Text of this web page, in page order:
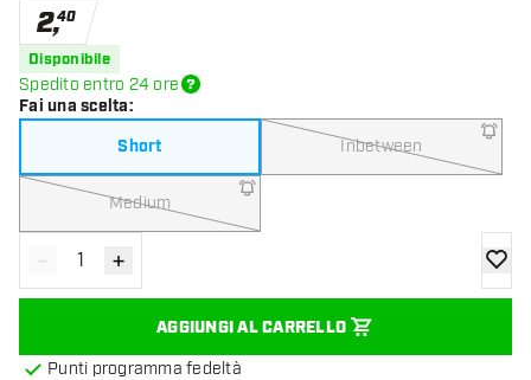
2,40
Disponibile
Spedito entro 24 ore
Fai una scelta:
Short
Inbetween
Medium
Diminuisci quantità
- Aumenta quantità
+
AGGIUNGI AL CARRELLO
Punti programma fedeltà